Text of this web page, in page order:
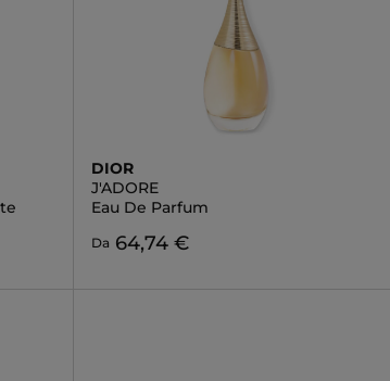
DIOR
J'ADORE
Eau De Parfum
Da 64,74 €